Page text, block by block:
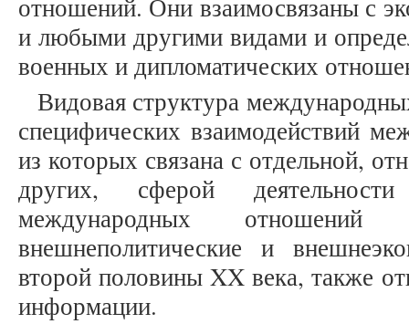
отношений. Они взаимосвязаны с
и любыми другими видами и
военных и дипломатических
Видовая структура
специфических взаимодействий
из которых связана с отдельной,
других, сферой
международных отношений
внешнеполитические и
второй половины XX века, также
информации.